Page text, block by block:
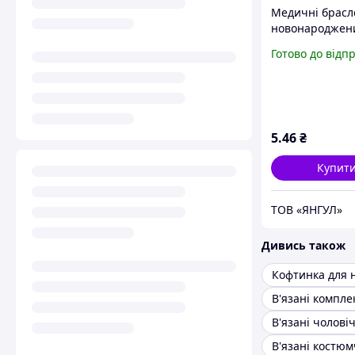
Медичні
Готово до
5.46₴
Купити
ТОВ «ЯНГУЛ»
Дивись також